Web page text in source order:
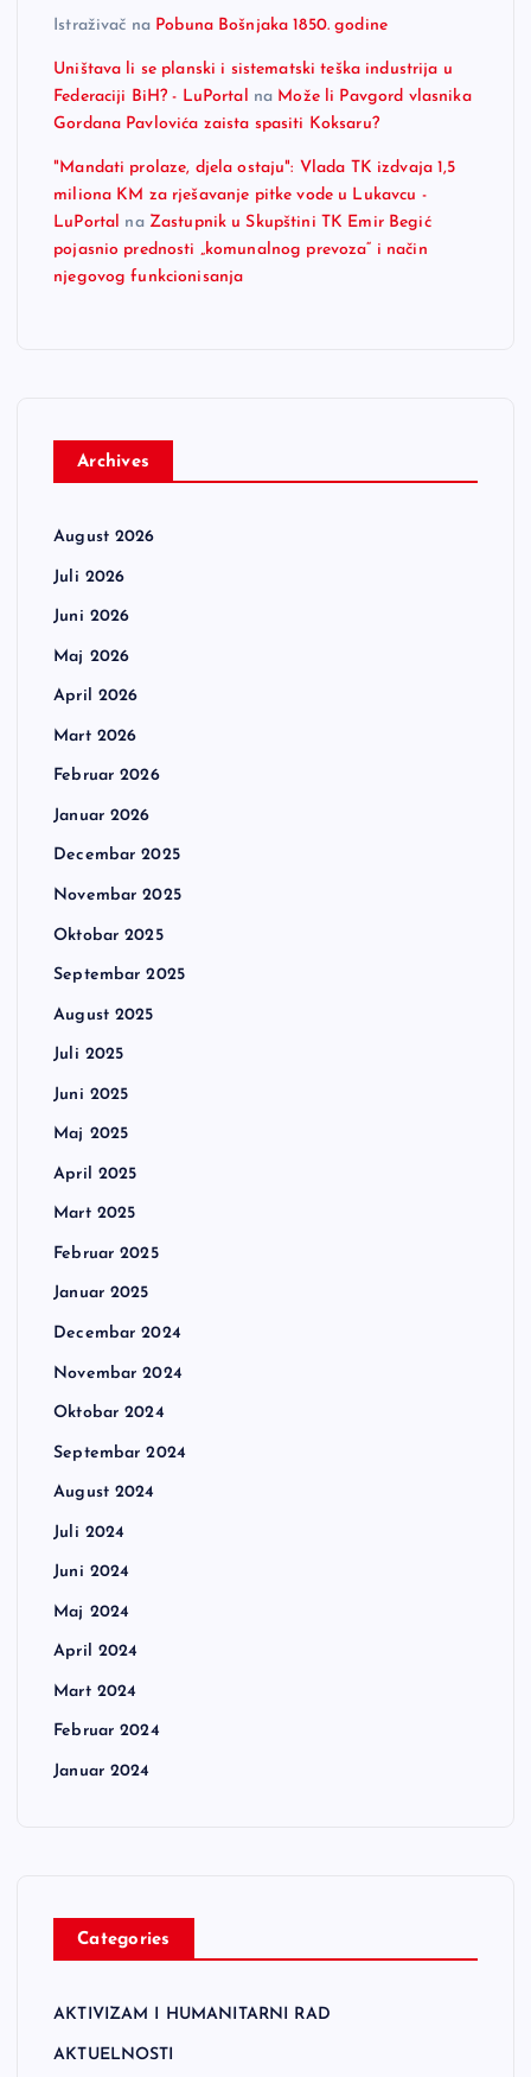
Istraživač na Pobuna Bošnjaka 1850. godine
Uništava li se planski i sistematski teška industrija u
Federaciji BiH? - LuPortal
na Može li Pavgord vlasnika
Gordana Pavlovića zaista spasiti Koksaru?
"Mandati prolaze, djela ostaju": Vlada TK izdvaja 1,5
miliona KM za rješavanje pitke vode u Lukavcu -
LuPortal na Zastupnik u Skupštini TK Emir Begić
pojasnio prednosti „komunalnog prevoza“ i način
njegovog funkcionisanja
Archives
August 2026
Juli 2026
Juni 2026
Maj 2026
April 2026
Mart 2026
Februar 2026
Januar 2026
Decembar 2025
Novembar 2025
Oktobar 2025
Septembar 2025
August 2025
Juli 2025
Juni 2025
Maj 2025
April 2025
Mart 2025
Februar 2025
Januar 2025
Decembar 2024
Novembar 2024
Oktobar 2024
Septembar 2024
August 2024
Juli 2024
Juni 2024
Maj 2024
April 2024
Mart 2024
Februar 2024
Januar 2024
Categories
AKTIVIZAM I HUMANITARNI RAD
AKTUELNOSTI